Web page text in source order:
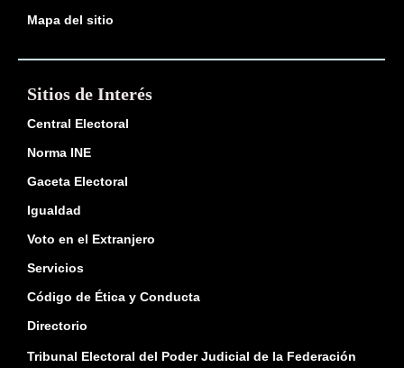
Mapa del sitio
Sitios de Interés
Central Electoral
Norma INE
Gaceta Electoral
Igualdad
Voto en el Extranjero
Servicios
Código de Ética y Conducta
Directorio
Tribunal Electoral del Poder Judicial de la Federación